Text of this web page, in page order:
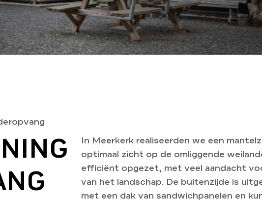
In Meerkerk realiseerden we een
optimaal zicht op de omliggende
efficiënt opgezet, met veel aandacht
van het landschap. De buitenzijde is
met een dak van sandwichpanelen en